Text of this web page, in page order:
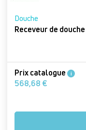
Douche
Prix catalogue i
568,68 €